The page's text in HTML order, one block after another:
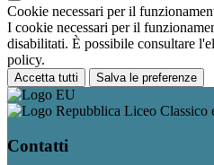
Cookie necessari per il
I cookie necessari per il
disabilitati. È possibile consultare
policy.
Accetta tutti Salva le preferenze
Liceo Classico
Contatti